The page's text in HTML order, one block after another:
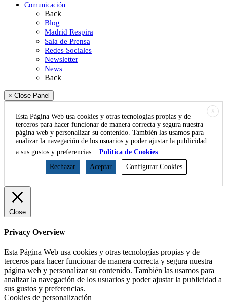
Comunicación
Back
Blog
Madrid Respira
Sala de Prensa
Redes Sociales
Newsletter
News
Back
× Close Panel
X
Esta Página Web usa cookies y otras tecnologías propias y de
terceros para hacer funcionar de manera correcta y segura nuestra
página web y personalizar su contenido. También las usamos para
analizar la navegación de los usuarios y poder ajustar la publicidad
a sus gustos y preferencias.
Política de Cookies
Rechazar
Aceptar Configurar Cookies
Close
Privacy Overview
Esta Página Web usa cookies y otras tecnologías propias y de
terceros para hacer funcionar de manera correcta y segura nuestra
página web y personalizar su contenido. También las usamos para
analizar la navegación de los usuarios y poder ajustar la publicidad a
sus gustos y preferencias.
Cookies de personalización